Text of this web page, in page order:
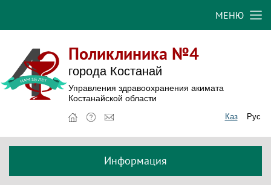
МЕНЮ
Поликлиника №4
города Костанай
Управления здравоохранения акимата
Костанайской области
Каз Рус
Информация